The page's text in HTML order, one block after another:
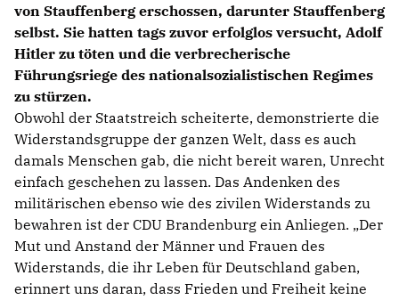
von Stauffenberg erschossen, darunter Stauffenberg
selbst. Sie hatten tags zuvor erfolglos versucht, Adolf
Hitler zu töten und die verbrecherische
Führungsriege des nationalsozialistischen Regimes
zu stürzen.
Obwohl der Staatstreich scheiterte, demonstrierte die
Widerstandsgruppe der ganzen Welt, dass es auch
damals Menschen gab, die nicht bereit waren, Unrecht
einfach geschehen zu lassen. Das Andenken des
militärischen ebenso wie des zivilen Widerstands zu
bewahren ist der CDU Brandenburg ein Anliegen. „Der
Mut und Anstand der Männer und Frauen des
Widerstands, die ihr Leben für Deutschland gaben,
erinnert uns daran, dass Frieden und Freiheit keine